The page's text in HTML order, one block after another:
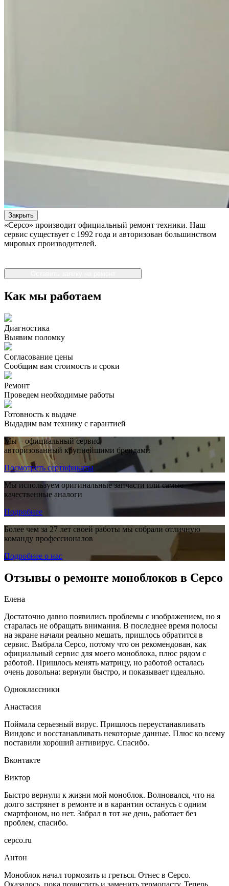
Закрыть
«Серсо» производит официальный ремонт техники. Наш
сервис существует с 1992 года и авторизован большинством
мировых производителей.
Как мы работаем
Диагностика
Выявим поломку
Согласование цены
Сообщим вам стоимость и сроки
Ремонт
Проведем необходимые работы
Готовность к выдаче
Выдадим вам технику с гарантией
Мы – официальный сервис,
авторизованный крупнейшими брендами
Посмотреть сертификаты
Мы используем оригинальные запчасти или самые
качественные аналоги
Подробнее
Более чем за 27 лет своей работы мы собрали отличную
команду профессионалов
Подробнее о нас
Отзывы о ремонте моноблоков в Серсо
Елена
Достаточно давно появились проблемы с изображением, но я
старалась не обращать внимания. В последнее время полосы
на экране начали реально мешать, пришлось обратится в
сервис. Выбрала Серсо, потому что он рекомендован, как
официальный сервис для моего моноблока, плюс рядом с
работой. Пришлось менять матрицу, но работой осталась
очень довольна: вернули быстро, и показывает идеально.
Одноклассники
Анастасия
Поймала серьезный вирус. Пришлось переустанавливать
Виндовс и восстанавливать некоторые данные. Плюс ко всему
поставили хороший антивирус. Спасибо.
Вконтакте
Виктор
Быстро вернули к жизни мой моноблок. Волновался, что на
долго застрянет в ремонте и в карантин останусь с одним
смартфоном, но нет. Забрал в тот же день, работает без
проблем, спасибо.
серсо.ru
Антон
Моноблок начал тормозить и греться. Отнес в Серсо.